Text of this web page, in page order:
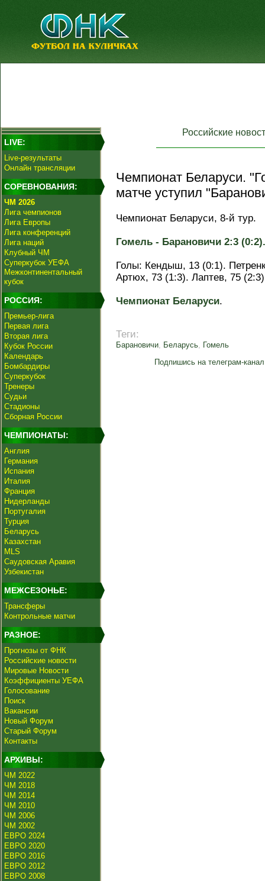
LIVE:
Live-результаты
Онлайн трансляции
СОРЕВНОВАНИЯ:
ЧМ 2026
Лига чемпионов
Лига Европы
Лига конференций
Лига наций
Клубный ЧМ
Суперкубок УЕФА
Межконтинентальный
кубок
РОССИЯ:
Премьер-лига
Первая лига
Вторая лига
Кубок России
Календарь
Бомбардиры
Суперкубок
Тренеры
Судьи
Стадионы
Сборная России
ЧЕМПИОНАТЫ:
Англия
Германия
Испания
Италия
Франция
Нидерланды
Португалия
Турция
Беларусь
Казахстан
MLS
Саудовская Аравия
Узбекистан
МЕЖСЕЗОНЬЕ:
Трансферы
Контрольные матчи
РАЗНОЕ:
Прогнозы от ФНК
Российские новости
Мировые Новости
Коэффициенты УЕФА
Голосование
Поиск
Вакансии
Новый Форум
Старый Форум
Контакты
АРХИВЫ:
ЧМ 2022
ЧМ 2018
ЧМ 2014
ЧМ 2010
ЧМ 2006
ЧМ 2002
ЕВРО 2024
ЕВРО 2020
ЕВРО 2016
ЕВРО 2012
ЕВРО 2008
Российские
Чемпионат Беларуси.
матче уступил
Чемпионат Беларуси, 8-й тур.
Гомель - Барановичи 2:3 (0:2).
Голы: Кендыш, 13 (0:1).
Артюх, 73 (1:3). Лаптев, 75
Чемпионат Беларуси.
Теги:
Барановичи, Беларусь, Гомель
Подпишись на телеграм-